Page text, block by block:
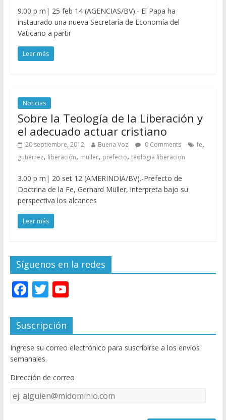
9.00 p m| 25 feb 14 (AGENCIAS/BV).- El Papa ha
instaurado una nueva Secretaría de Economía del
Vaticano a partir
Leer más
Noticias
Sobre la Teología de la Liberación y
el adecuado actuar cristiano
20 septiembre, 2012 Buena Voz 0 Comments fe,
gutierrez, liberación, muller, prefecto, teologia liberacion
3.00 p m| 20 set 12 (AMERINDIA/BV).-Prefecto de
Doctrina de la Fe, Gerhard Müller, interpreta bajo su
perspectiva los alcances
Leer más
Síguenos en la redes
F
e
b
o
o
k
T
itt
er
Y
u
T
u
e
C
Suscripción
Ingrese su correo electrónico para suscribirse a los envíos
semanales.
Dirección de correo
Dirección
de